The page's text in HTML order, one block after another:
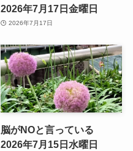
2026年7月17日金曜日
2026年7月17日
脳がNOと言っている
2026年7月15日水曜日